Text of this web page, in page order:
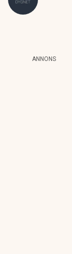
ANNONS